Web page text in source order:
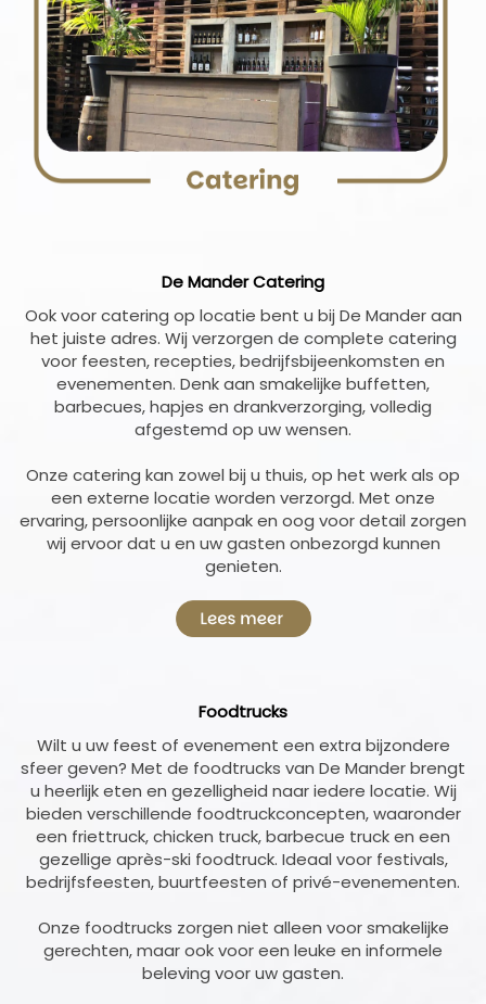
De Mander Catering
Ook voor catering op locatie bent u bij De Mander aan
het juiste adres. Wij verzorgen de complete catering
voor feesten, recepties, bedrijfsbijeenkomsten en
evenementen. Denk aan smakelijke buffetten,
barbecues, hapjes en drankverzorging, volledig
afgestemd op uw wensen.
Onze catering kan zowel bij u thuis, op het werk als op
een externe locatie worden verzorgd. Met onze
ervaring, persoonlijke aanpak en oog voor detail zorgen
wij ervoor dat u en uw gasten onbezorgd kunnen
genieten.
Foodtrucks
Wilt u uw feest of evenement een extra bijzondere
sfeer geven? Met de foodtrucks van De Mander brengt
u heerlijk eten en gezelligheid naar iedere locatie. Wij
bieden verschillende foodtruckconcepten, waaronder
een friettruck, chicken truck, barbecue truck en een
gezellige après-ski foodtruck. Ideaal voor festivals,
bedrijfsfeesten, buurtfeesten of privé-evenementen.
Onze foodtrucks zorgen niet alleen voor smakelijke
gerechten, maar ook voor een leuke en informele
beleving voor uw gasten.